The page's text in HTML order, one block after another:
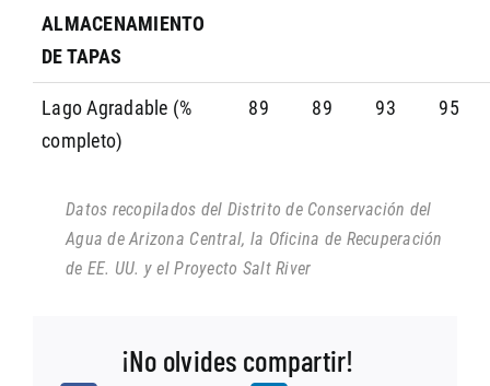
ALMACENAMIENTO
DE TAPAS
Lago Agradable (%
completo)
89 89 93 95
Datos recopilados del Distrito de Conservación del
Agua de Arizona Central, la Oficina de Recuperación
de EE. UU. y el Proyecto Salt River
¡No olvides compartir!